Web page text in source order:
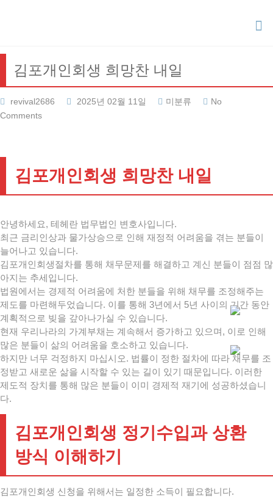
김포개인회생 희망찬 내일
revival2686 2025년 02월 11일 미분류
No
Comments
김포개인회생 희망찬 내일
안녕하세요, 테헤란 법무법인 변호사입니다.
최근 금리인상과 물가상승으로 인해 재정적 어려움을 겪는 분들이
늘어나고 있습니다.
김포개인회생절차를 통해 채무문제를 해결하고 계신 분들이 점점 많
아지는 추세입니다.
법원에서는 경제적 어려움에 처한 분들을 위해 채무를 조정해주는
제도를 마련해두었습니다. 이를 통해 3년에서 5년 사이의 기간 동안
계획적으로 빚을 갚아나가실 수 있습니다.
현재 우리나라의 가계부채는 계속해서 증가하고 있으며, 이로 인해
많은 분들이 삶의 어려움을 호소하고 있습니다.
하지만 너무 걱정하지 마십시오. 법률이 정한 절차에 따라 채무를 조
정받고 새로운 삶을 시작할 수 있는 길이 있기 때문입니다. 이러한
제도적 장치를 통해 많은 분들이 이미 경제적 재기에 성공하셨습니
다.
김포개인회생 정기수입과 상환
방식 이해하기
김포개인회생 신청을 위해서는 일정한 소득이 필요합니다.